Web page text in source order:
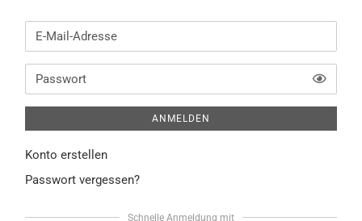
E-
Mail-
Passwort
ANMELDEN
Konto erstellen
Passwort vergessen?
Schnelle Anmeldung mit